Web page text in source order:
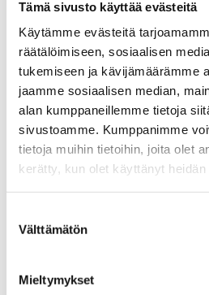
Tämä sivusto käyttää evästeitä
Käytämme evästeitä
räätälöimiseen, sosiaalisen
tukemiseen ja kävijämäärämme
jaamme sosiaalisen median,
alan kumppaneillemme tietoja
sivustoamme. Kumppanimme
tietoja muihin tietoihin, joita olet
kerätty, kun olet käyttänyt heidän
valinta
Välttämätön
Mieltymykset
Salasana:
Laajakaistan nopeus ja
bypyhanet_wp|Feb 6, 2019|
Lähes rajattomalla
Valokuitu on
laajakaistatekniikka.
palvelun mukaisesti.
maksiminopeuksia ja